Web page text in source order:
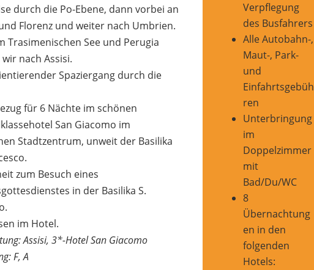
durch die Po-Ebene, dann vorbei an
Florenz und weiter nach Umbrien.
Trasimenischen See und Perugia
nach Assisi.
Spaziergang durch die
für 6 Nächte im schönen
San Giacomo im
Stadtzentrum, unweit der Basilika
zum Besuch eines
in der Basilika S.
im Hotel.
Assisi, 3*-Hotel San Giacomo
F, A
Verpflegung
des Busfahrers
Alle Autobahn-,
Maut-, Park-
und
Einfahrtsgebüh
ren
Unterbringung
im
Doppelzimmer
mit
Bad/Du/WC
8
Übernachtung
en in den
folgenden
Hotels: